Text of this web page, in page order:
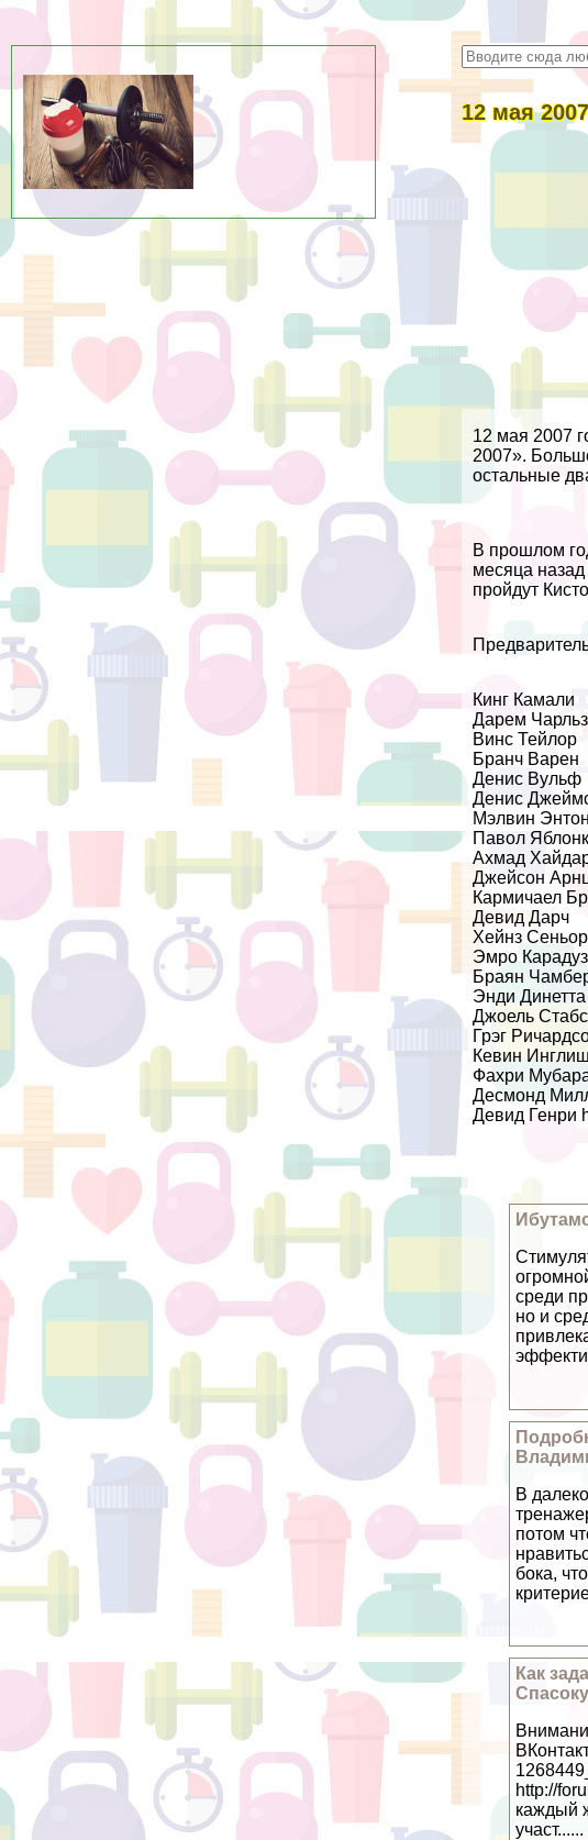
12 мая
12 мая 2007
2007».
остальные
В прошлом
месяца
пройдут
Кинг Камали
Дарем Чарльз
Винс Тейлор
Бранч Варен
Денис Вульф
Денис
Мэлвин
Павол
Ахмад
Джейсон
Кармичаел
Девид Дарч
Хейнз Сеньор
Эмро
Браян
Энди Динетта
Джоель Стабс
Грэг
Кевин Инглиш
Фахри
Десмонд
Девид Генри
среди
но и
В
потом
бока,
Как
http://
каждый
участ......